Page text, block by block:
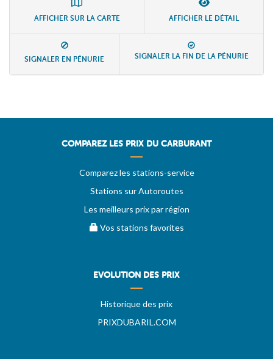
AFFICHER SUR LA CARTE AFFICHER LE DÉTAIL
SIGNALER EN PÉNURIE SIGNALER LA FIN DE LA PÉNURIE
COMPAREZ LES PRIX DU CARBURANT
Comparez les stations-service
Stations sur Autoroutes
Les meilleurs prix par région
Vos stations favorites
EVOLUTION DES PRIX
Historique des prix
PRIXDUBARIL.COM